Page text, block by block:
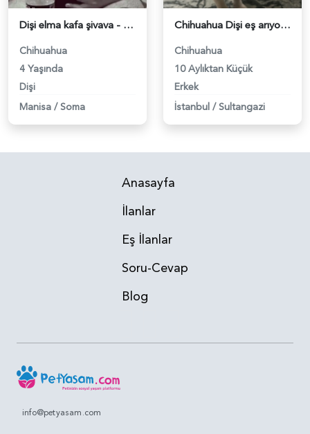
Dişi elma kafa şivava - 118982677
Chihuahua
4 Yaşında
Dişi
Manisa / Soma
Chihuahua Dişi eş arıyoruz - 118982586
Chihuahua
10 Aylıktan Küçük
Erkek
İstanbul / Sultangazi
Anasayfa
İlanlar
Eş İlanlar
Soru-Cevap
Blog
info@petyasam.com